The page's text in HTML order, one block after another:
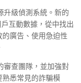
升級偵測系統。新的
互動數據，從中找出
廣告、使用急迫性
審查團隊，並加強對
悉常見的詐騙模